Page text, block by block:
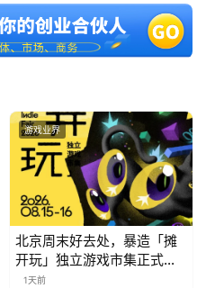
游戏业界
北京周末好去处，暴造「摊
开玩」独立游戏市集正式开
票！
1天前